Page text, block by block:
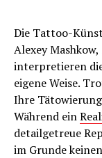
Die Tattoo-
Alexey
interpretieren
eigene Weise.
Ihre
Während ein
detailgetreue
im Grunde